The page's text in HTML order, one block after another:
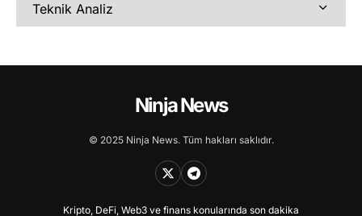
Teknik Analiz
Ninja News
© 2025 Ninja News. Tüm hakları saklıdır.
Kripto, DeFi, Web3 ve finans konularında son dakika